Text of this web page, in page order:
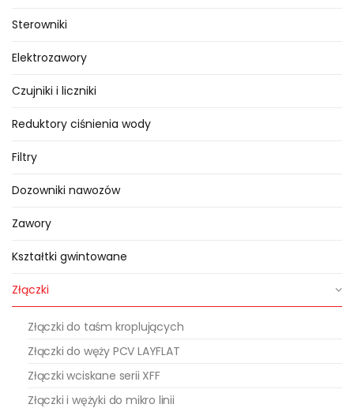
Sterowniki
Elektrozawory
Czujniki i liczniki
Reduktory ciśnienia wody
Filtry
Dozowniki nawozów
Zawory
Kształtki gwintowane
Złączki
Złączki do taśm kroplujących
Złączki do węży PCV LAYFLAT
Złączki wciskane serii XFF
Złączki i wężyki do mikro linii